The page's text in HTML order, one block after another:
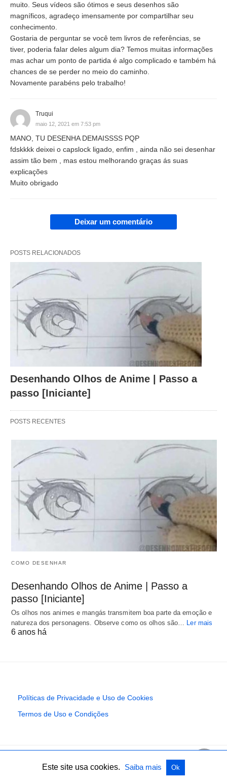
muito. Seus vídeos são ótimos e seus desenhos são
magníficos, agradeço imensamente por compartilhar seu
conhecimento.
Gostaria de perguntar se você tem livros de referências, se
tiver, poderia falar deles algum dia? Temos muitas informações
mas achar um ponto de partida é algo complicado e também há
chances de se perder no meio do caminho.
Novamente parabéns pelo trabalho!
Truqui
maio 12, 2021 em 7:53 pm
MANO, TU DESENHA DEMAISSSS PQP
fdskkkk deixei o capslock ligado, enfim , ainda não sei desenhar
assim tão bem , mas estou melhorando graças ás suas
explicações
Muito obrigado
Deixar um comentário
POSTS RELACIONADOS
Desenhando Olhos de Anime | Passo a
passo [Iniciante]
POSTS RECENTES
COMO DESENHAR
Desenhando Olhos de Anime | Passo a
passo [Iniciante]
Os olhos nos animes e mangás transmitem boa parte da emoção e
natureza dos personagens. Observe como os olhos são… Ler mais
6 anos há
Políticas de Privacidade e Uso de Cookies
Termos de Uso e Condições
Todos os direitos reservados View Non-AMP Version
Este site usa cookies. Saiba mais Ok